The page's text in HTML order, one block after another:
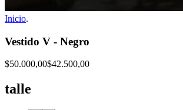
Inicio.
Vestido V - Negro
$50.000,00$42.500,00
talle